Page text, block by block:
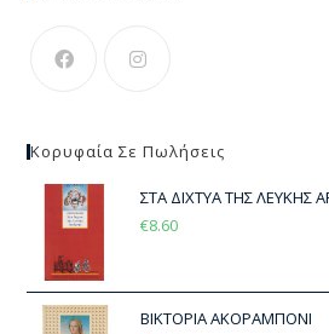
Κορυφαία Σε Πωλήσεις
ΣΤΑ ΔΙΧΤΥΑ ΤΗΣ ΛΕΥΚΗΣ
€8.60
ΒΙΚΤΟΡΙΑ ΑΚΟΡΑΜΠΟΝΙ